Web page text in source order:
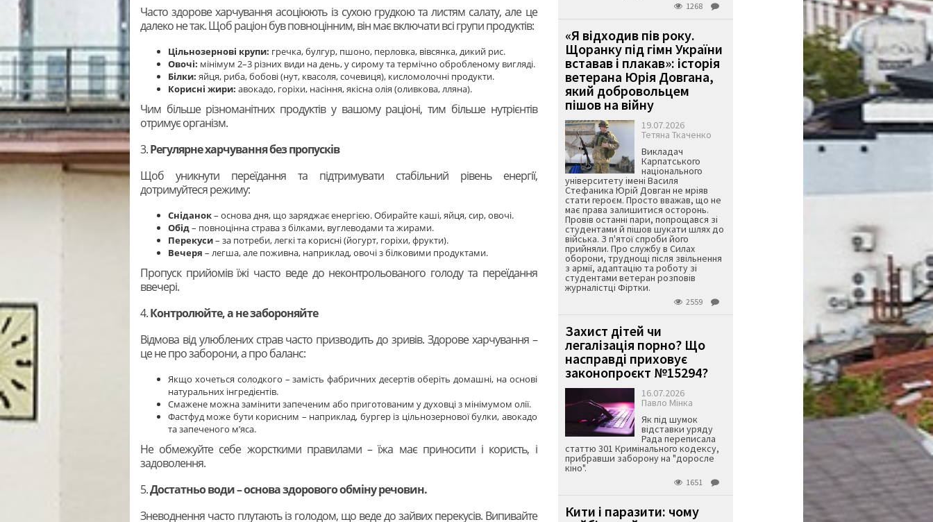
Часто здорове харчування асоціюють із сухою грудкою та листям салату, але це
далеко не так. Щоб раціон був повноцінним, він має включати всі групи продуктів:
Цільнозернові крупи: гречка, булгур, пшоно, перловка, вівсянка, дикий рис.
Овочі: мінімум 2–3 різних види на день, у сирому та термічно обробленому вигляді.
Білки: яйця, риба, бобові (нут, квасоля, сочевиця), кисломолочні продукти.
Корисні жири: авокадо, горіхи, насіння, якісна олія (оливкова, лляна).
Чим більше різноманітних продуктів у вашому раціоні, тим більше нутрієнтів
отримує організм.
3.Регулярне харчування без пропусків
Щоб уникнути переїдання та підтримувати стабільний рівень енергії,
дотримуйтеся режиму:
Сніданок– основа дня, що заряджає енергією. Обирайте каші, яйця, сир, овочі.
Обід– повноцінна страва з білками, вуглеводами та жирами.
Перекуси– за потреби, легкі та корисні (йогурт, горіхи, фрукти).
Вечеря – легша, але поживна, наприклад, овочі з білковими продуктами.
Пропуск прийомів їжі часто веде до неконтрольованого голоду та переїдання
ввечері.
4.Контролюйте, а не забороняйте
Відмова від улюблених страв часто призводить до зривів. Здорове харчування –
це не про заборони, а про баланс:
Якщо хочеться солодкого – замість фабричних десертів оберіть домашні, на основі
натуральних інгредієнтів.
Смажене можна замінити запеченим або приготованим у духовці з мінімумом олії.
Фастфуд може бути корисним – наприклад, бургер із цільнозернової булки, авокадо
та запеченого м’яса.
Не обмежуйте себе жорсткими правилами – їжа має приносити і користь, і
задоволення.
5.Достатньо води – основа здорового обміну речовин.
Зневоднення часто плутають із голодом, що веде до зайвих перекусів. Випивайте
1268
«Я відходив пів року.
Щоранку під гімн України
вставав і плакав»: історія
ветерана Юрія Довгана,
який добровольцем
пішов на війну
19.07.2026
Тетяна Ткаченко
Викладач
Карпатського
національного
університету імені Василя
Стефаника Юрій Довган не мріяв
стати героєм. Просто вважав, що не
має права залишитися осторонь.
Провів останні пари, попрощався зі
студентами й пішов шукати шлях до
війська. З п'ятої спроби його
прийняли. Про службу в Силах
оборони, труднощі після звільнення
з армії, адаптацію та роботу зі
студентами ветеран розповів
журналістці Фіртки.
2559
Захист дітей чи
легалізація порно? Що
насправді приховує
законопроєкт №15294?
16.07.2026
Павло Мінка
Як під шумок
відставки уряду
Рада переписала
статтю 301 Кримінального кодексу,
прибравши заборону на "доросле
кіно".
1651
Кити і паразити: чому